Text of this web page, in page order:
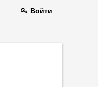
Войти